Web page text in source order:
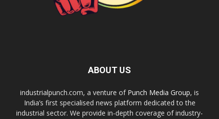
ABOUT US
industrialpunch.com, a venture of Punch Media Group, is
India’s first specialised news platform dedicated to the
industrial sector. We provide in-depth coverage of industry-